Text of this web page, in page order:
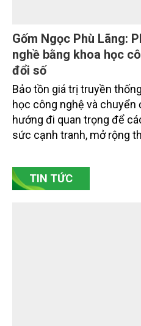
Gốm Ngọc Phù Lãng:
nghề bằng khoa học
đổi số
Bảo tồn giá trị truyền
học công nghệ và chuyển
hướng đi quan trọng để
sức cạnh tranh, mở rộng
Bắc Ninh, nhiều nghệ
chủ động đổi mới tư duy,
TIN TỨC